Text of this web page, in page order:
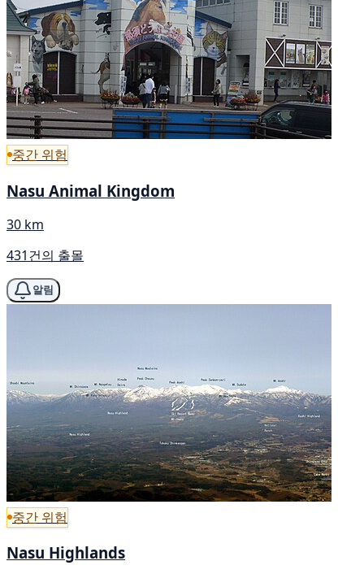
중간 위험
Nasu Animal Kingdom
30 km
431건의 출몰
알림
중간 위험
Nasu Highlands